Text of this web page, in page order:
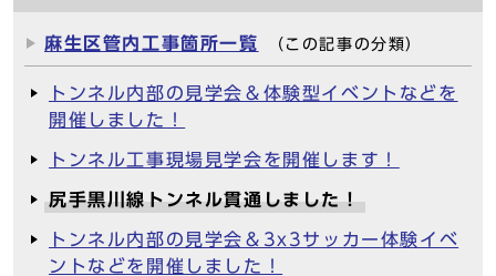
麻生区管内工事箇所一覧 （この記事の分類）
トンネル内部の見学会＆体験型イベントなどを
開催しました！
トンネル工事現場見学会を開催します！
尻手黒川線トンネル貫通しました！
トンネル内部の見学会＆3x3サッカー体験イベ
ントなどを開催しました！